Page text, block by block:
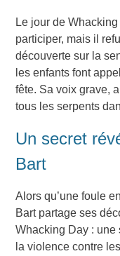
Le jour de
participer, mais il
découverte sur la
les enfants font
fête. Sa voix grave,
tous les serpents
Un secret
Bart
Alors qu’une foule
Bart partage ses
Whacking Day :
la violence contre